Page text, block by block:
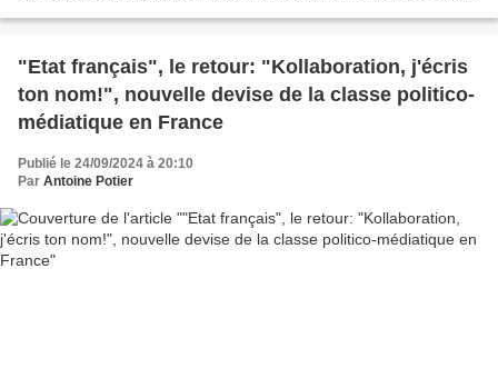
"Etat français", le retour: "Kollaboration, j'écris
ton nom!", nouvelle devise de la classe politico-
médiatique en France
Publié le 24/09/2024 à 20:10
Par Antoine Potier